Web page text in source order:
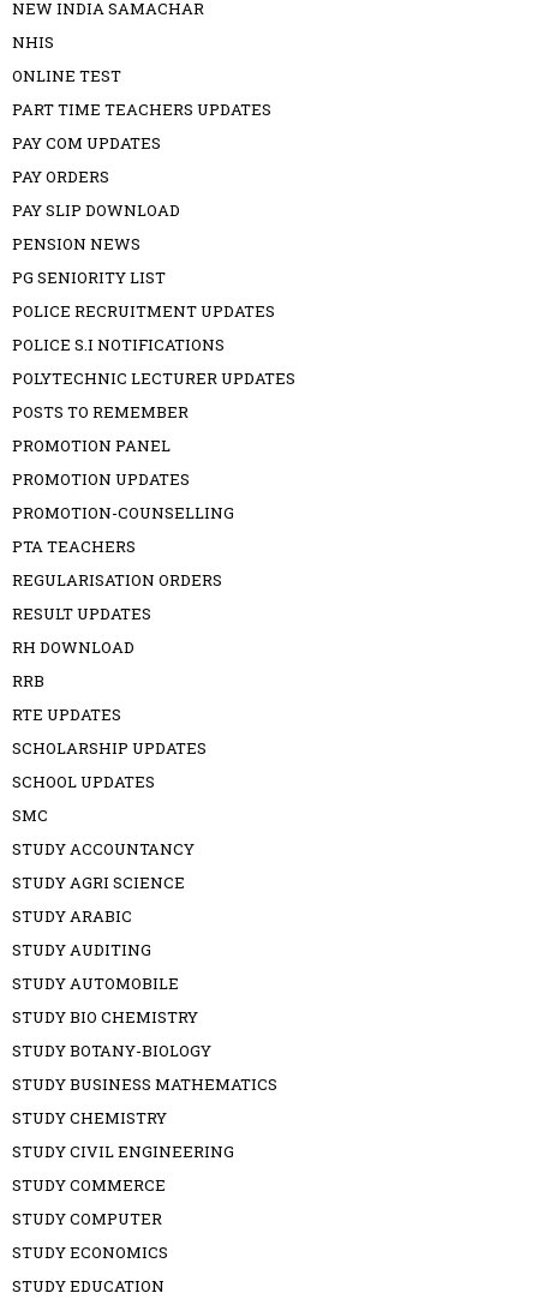
NEW INDIA SAMACHAR
NHIS
ONLINE TEST
PART TIME TEACHERS UPDATES
PAY COM UPDATES
PAY ORDERS
PAY SLIP DOWNLOAD
PENSION NEWS
PG SENIORITY LIST
POLICE RECRUITMENT UPDATES
POLICE S.I NOTIFICATIONS
POLYTECHNIC LECTURER UPDATES
POSTS TO REMEMBER
PROMOTION PANEL
PROMOTION UPDATES
PROMOTION-COUNSELLING
PTA TEACHERS
REGULARISATION ORDERS
RESULT UPDATES
RH DOWNLOAD
RRB
RTE UPDATES
SCHOLARSHIP UPDATES
SCHOOL UPDATES
SMC
STUDY ACCOUNTANCY
STUDY AGRI SCIENCE
STUDY ARABIC
STUDY AUDITING
STUDY AUTOMOBILE
STUDY BIO CHEMISTRY
STUDY BOTANY-BIOLOGY
STUDY BUSINESS MATHEMATICS
STUDY CHEMISTRY
STUDY CIVIL ENGINEERING
STUDY COMMERCE
STUDY COMPUTER
STUDY ECONOMICS
STUDY EDUCATION